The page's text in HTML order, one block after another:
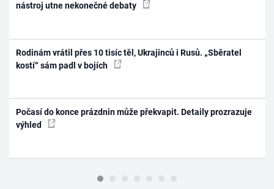
nástroj utne nekonečné debaty
Rodinám vrátil přes 10 tisíc těl, Ukrajinců i Rusů. „Sběratel
kostí“ sám padl v bojích
Počasí do konce prázdnin může překvapit. Detaily prozrazuje
výhled